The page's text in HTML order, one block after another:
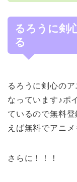
るろうに剣
る
るろうに剣心の
なっています♪ポ
ているので無料
えば無料でアニ
さらに！！！